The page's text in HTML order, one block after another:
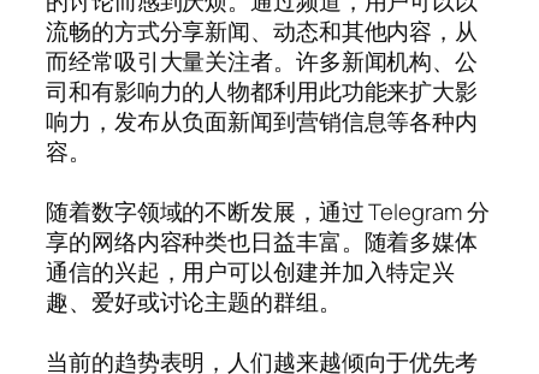
流畅的方式分享新闻、动态和其他内容，从
而经常吸引大量关注者。许多新闻机构、公
司和有影响力的人物都利用此功能来扩大影
响力，发布从负面新闻到营销信息等各种内
容。
随着数字领域的不断发展，通过 Telegram 分
享的网络内容种类也日益丰富。随着多媒体
通信的兴起，用户可以创建并加入特定兴
趣、爱好或讨论主题的群组。
当前的趋势表明，人们越来越倾向于优先考